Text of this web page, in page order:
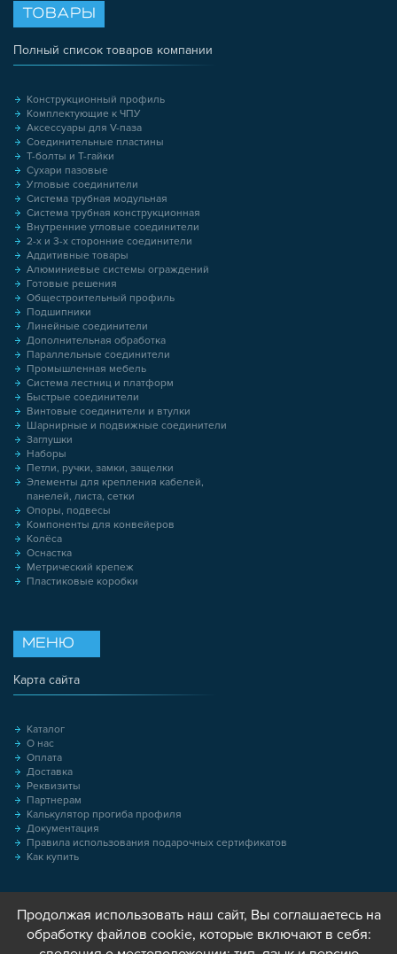
ТОВАРЫ
Полный список товаров компании
Конструкционный профиль
Комплектующие к ЧПУ
Аксессуары для V-паза
Соединительные пластины
Т-болты и Т-гайки
Сухари пазовые
Угловые соединители
Система трубная модульная
Система трубная конструкционная
Внутренние угловые соединители
2-х и 3-х сторонние соединители
Аддитивные товары
Алюминиевые системы ограждений
Готовые решения
Общестроительный профиль
Подшипники
Линейные соединители
Дополнительная обработка
Параллельные соединители
Промышленная мебель
Система лестниц и платформ
Быстрые соединители
Винтовые соединители и втулки
Шарнирные и подвижные соединители
Заглушки
Наборы
Петли, ручки, замки, защелки
Элементы для крепления кабелей,
панелей, листа, сетки
Опоры, подвесы
Компоненты для конвейеров
Колёса
Оснастка
Метрический крепеж
Пластиковые коробки
МЕНЮ
Карта сайта
Каталог
О нас
Оплата
Доставка
Реквизиты
Партнерам
Калькулятор прогиба профиля
Документация
Правила использования подарочных сертификатов
Как купить
Продолжая использовать наш сайт, Вы соглашаетесь на
обработку файлов cookie, которые включают в себя: